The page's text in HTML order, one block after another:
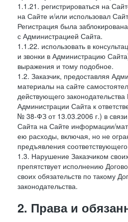
1.1.21. регистрироваться на
на Сайте и/или использовал
Регистрация была
с Администрацией Сайта.
1.1.22. использовать в
и звонки в Администрацию
выражения и тому подобное.
1.2. Заказчик, предоставляя
материалы на сайте
действующего
Администрации Сайта к
№ 38-ФЗ от 13.03.2006 г.) в
Сайта на Сайте информации/
ею расходы, включая, но не
предъявления
1.3. Нарушение Заказчиком
препятствует исполнению
своих обязательств по такому
законодательства.
2. Права и